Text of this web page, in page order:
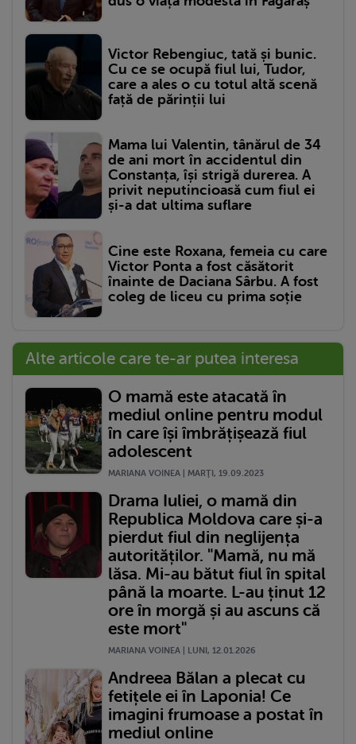
Victor Rebengiuc, tată și bunic.
Cu ce se ocupă fiul lui, Tudor,
care a ales o cu totul altă scenă
față de părinții lui
Mama lui Valentin, tânărul de 34
de ani mort în accidentul din
Constanța, își strigă durerea. A
privit neputincioasă cum fiul ei
și-a dat ultima suflare
Cine este Roxana, femeia cu care
Victor Ponta a fost căsătorit
înainte de Daciana Sârbu. A fost
coleg de liceu cu prima soție
Alte articole care te-ar putea interesa
O mamă este atacată în
mediul online pentru modul
în care își îmbrățișează fiul
adolescent
MARIANA VOINEA | MARŢI, 19.09.2023
Drama Iuliei, o mamă din
Republica Moldova care și-a
pierdut fiul din neglijența
autorităților. "Mamă, nu mă
lăsa. Mi-au bătut fiul în spital
până la moarte. L-au ținut 12
ore în morgă și au ascuns că
este mort"
MARIANA VOINEA | LUNI, 12.01.2026
Andreea Bălan a plecat cu
fetițele ei în Laponia! Ce
imagini frumoase a postat în
mediul online